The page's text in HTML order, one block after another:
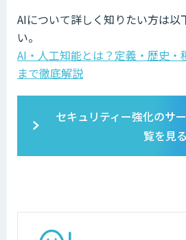
AIについて詳しく知りたい方は以
い。
AI・人工知能とは？定義・歴史・
まで徹底解説
セキュリティー強化のサ
覧を見る